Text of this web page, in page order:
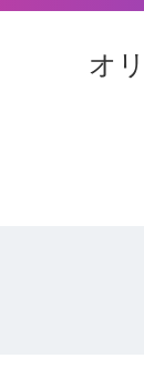
オ